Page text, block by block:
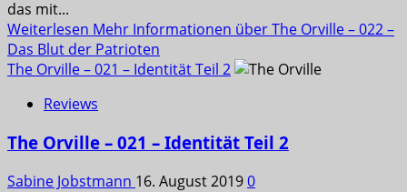
das mit...
Weiterlesen Mehr Informationen über The Orville – 022 –
Das Blut der Patrioten
The Orville – 021 – Identität Teil 2
Reviews
The Orville – 021 – Identität Teil 2
Sabine Jobstmann 16. August 20190